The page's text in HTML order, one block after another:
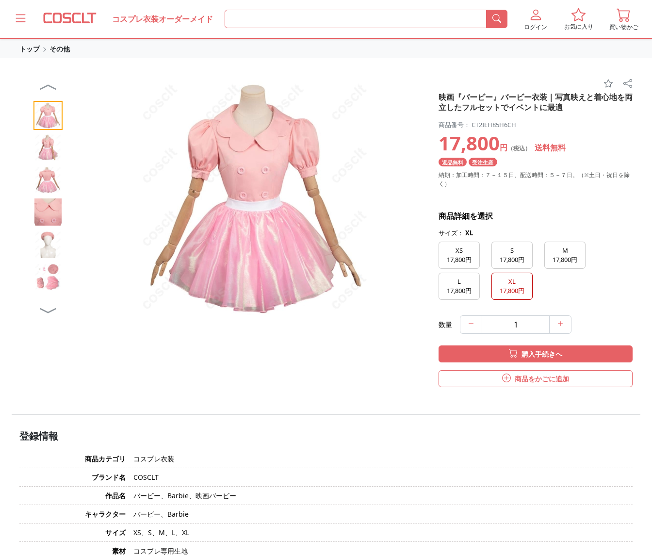
コスプレ衣装オーダーメイド
ログイン お気に入り 買い物かご
トップ その他
映画『バービー』バービー衣装｜写真映えと着心地を両
立したフルセットでイベントに最適
商品番号： CT2IEH85H6CH
17,800円 （税込） 送料無料
返品無料 受注生産
納期：加工時間：７－１５日、配送時間：５－７日。（※土日・祝日を除
く）
商品詳細を選択
サイズ： XL
XS
17,800円
S
17,800円
M
17,800円
L
17,800円
XL
17,800円
数量
購入手続きへ
商品をかごに追加
登録情報
商品カテゴリ
コスプレ衣装
ブランド名
COSCLT
作品名
バービー、Barbie、映画バービー
キャラクター
バービー、Barbie
サイズ
XS、S、M、L、XL
素材
コスプレ専用生地